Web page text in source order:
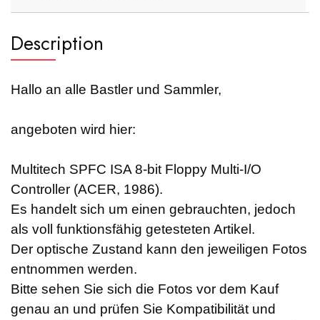
Description
Hallo an alle Bastler und Sammler,
angeboten wird hier:
Multitech SPFC ISA 8-bit Floppy Multi-I/O
Controller (ACER, 1986).
Es handelt sich um einen gebrauchten, jedoch
als voll funktionsfähig getesteten Artikel.
Der optische Zustand kann den jeweiligen Fotos
entnommen werden.
Bitte sehen Sie sich die Fotos vor dem Kauf
genau an und prüfen Sie Kompatibilität und